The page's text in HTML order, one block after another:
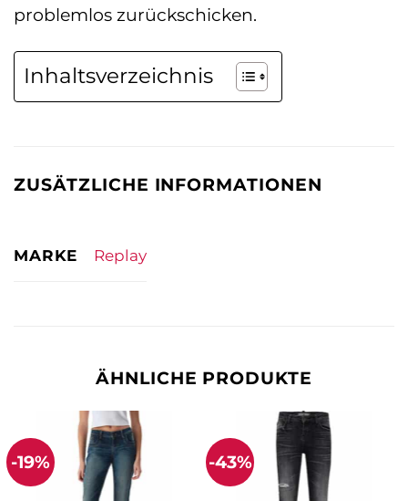
problemlos zurückschicken.
Inhaltsverzeichnis
ZUSÄTZLICHE INFORMATIONEN
MARKE Replay
ÄHNLICHE PRODUKTE
-19% -43%